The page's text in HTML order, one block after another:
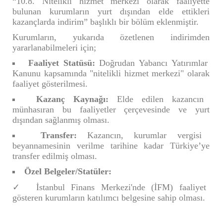
bulunan kurumların yurt dışından elde ettikleri
kazançlarda indirim” başlıklı bir bölüm eklenmiştir.
Kurumların, yukarıda özetlenen indirimden
yararlanabilmeleri için;
Faaliyet Statüsü: Doğrudan Yabancı Yatırımlar
Kanunu kapsamında "nitelikli hizmet merkezi" olarak
faaliyet gösterilmesi.
Kazanç Kaynağı: Elde edilen kazancın
münhasıran bu faaliyetler çerçevesinde ve yurt
dışından sağlanmış olması.
Transfer: Kazancın, kurumlar vergisi
beyannamesinin verilme tarihine kadar Türkiye’ye
transfer edilmiş olması.
Özel Belgeler/Statüler:
İstanbul Finans Merkezi'nde (İFM) faaliyet
gösteren kurumların katılımcı belgesine sahip olması.